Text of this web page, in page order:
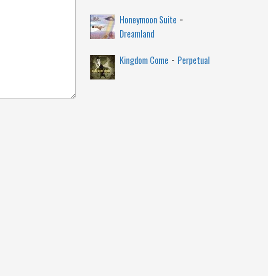
Honeymoon Suite -
Dreamland
Kingdom Come - Perpetual